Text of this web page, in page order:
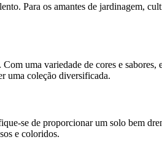
Para os amantes de jardinagem,
uma variedade de cores e
uma coleção diversificada.
se de proporcionar um solo bem
e coloridos.